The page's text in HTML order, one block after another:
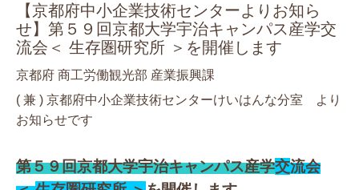
【京都府中小企業技術センターよりお知ら
せ】第５９回京都大学宇治キャンパス産学交
流会＜ 生存圏研究所 ＞を開催します
京都府 商工労働観光部 産業振興課
( 兼 ) 京都府中小企業技術センターけいはんな分室 より
お知らせです
第５９回京都大学宇治キャンパス産学交流会